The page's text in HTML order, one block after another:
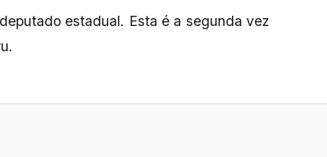
estadual. Esta é a segunda vez